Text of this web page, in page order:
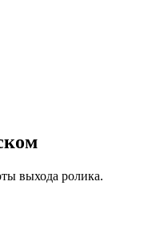
выхода ролика.